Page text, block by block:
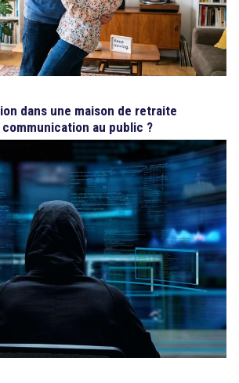
dans une maison de retraite
au public ?